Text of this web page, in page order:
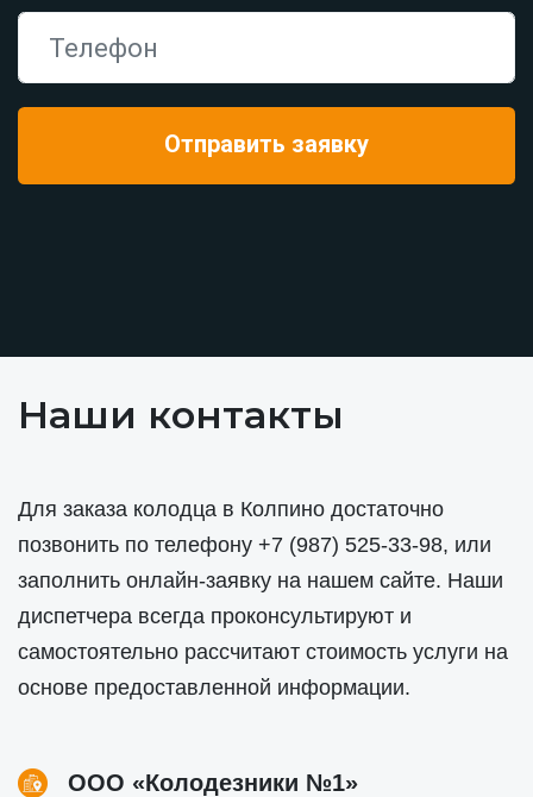
Наши контакты
Для заказа колодца в Колпино достаточно
позвонить по телефону +7 (987) 525-33-98, или
заполнить онлайн-заявку на нашем сайте. Наши
диспетчера всегда проконсультируют и
самостоятельно рассчитают стоимость услуги на
основе предоставленной информации.
ООО «Колодезники №1»